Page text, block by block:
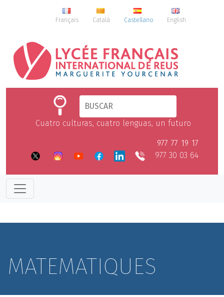
Français Català Castellano English
Cuatro culturas, cuatro lenguas, un futuro
977 77 19 17
977 30 03 64
MATEMATIQUES